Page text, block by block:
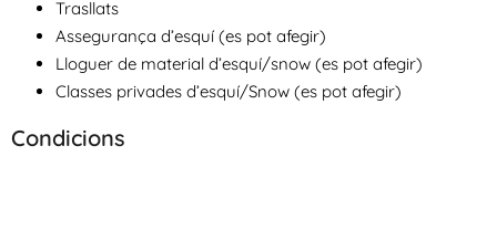
Trasllats
Assegurança d’esquí (es pot afegir)
Lloguer de material d’esquí/snow (es pot afegir)
Classes privades d’esquí/Snow (es pot afegir)
Condicions